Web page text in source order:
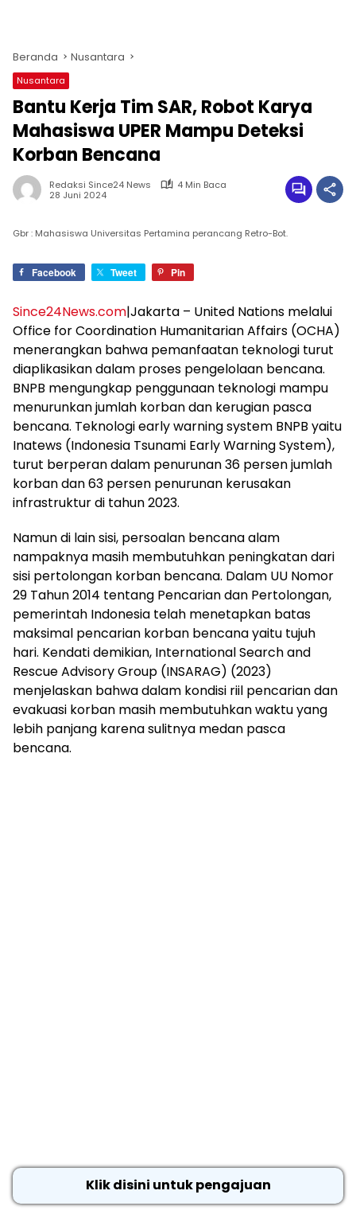
Beranda Nusantara
Nusantara
Bantu Kerja Tim SAR, Robot Karya
Mahasiswa UPER Mampu Deteksi
Korban Bencana
Redaksi Since24 News
4 Min Baca
28 Juni 2024
Gbr : Mahasiswa Universitas Pertamina perancang Retro-Bot.
Facebook Tweet Pin
Since24News.com|Jakarta – United Nations melalui
Office for Coordination Humanitarian Affairs (OCHA)
menerangkan bahwa pemanfaatan teknologi turut
diaplikasikan dalam proses pengelolaan bencana.
BNPB mengungkap penggunaan teknologi mampu
menurunkan jumlah korban dan kerugian pasca
bencana. Teknologi early warning system BNPB yaitu
Inatews (Indonesia Tsunami Early Warning System),
turut berperan dalam penurunan 36 persen jumlah
korban dan 63 persen penurunan kerusakan
infrastruktur di tahun 2023.
Namun di lain sisi, persoalan bencana alam
nampaknya masih membutuhkan peningkatan dari
sisi pertolongan korban bencana. Dalam UU Nomor
29 Tahun 2014 tentang Pencarian dan Pertolongan,
pemerintah Indonesia telah menetapkan batas
maksimal pencarian korban bencana yaitu tujuh
hari. Kendati demikian, International Search and
Rescue Advisory Group (INSARAG) (2023)
menjelaskan bahwa dalam kondisi riil pencarian dan
evakuasi korban masih membutuhkan waktu yang
lebih panjang karena sulitnya medan pasca
bencana.
Klik disini untuk pengajuan